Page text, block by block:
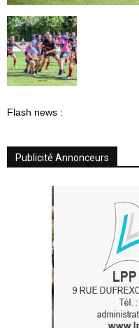
Flash news :
Publicité Annonceurs